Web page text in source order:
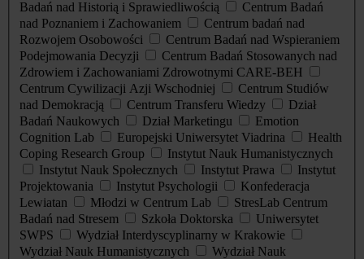
Badań nad Historią i Sprawiedliwością
Centrum Badań
nad Poznaniem i Zachowaniem
Centrum badań nad
Rozwojem Osobowości
Centrum Badań nad Wspieraniem
Podejmowania Decyzji
Centrum Badań Stosowanych nad
Zdrowiem i Zachowaniami Zdrowotnymi CARE-BEH
Centrum Cywilizacji Azji Wschodniej
Centrum Studiów
nad Demokracją
Centrum Transferu Wiedzy
Dział
Badań Naukowych
Dział Marketingu
Emotion
Cognition Lab
Europejski Uniwersytet Viadrina
Health
Coping Research Group
Instytut Nauk Humanistycznych
Instytut Nauk Społecznych
Instytut Prawa
Instytut
Projektowania
Instytut Psychologii
Konfederacja
Lewiatan
Młodzi w Centrum Lab
StresLab Centrum
Badań nad Stresem
Szkoła Doktorska
Uniwersytet
SWPS
Wydział Interdyscyplinarny w Krakowie
Wydział Nauk Humanistycznych
Wydział Nauk